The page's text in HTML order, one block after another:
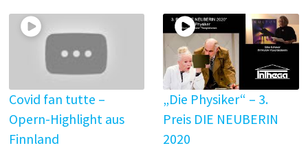
o
Covid fan tutte –
Opern-Highlight aus
Finnland
„Die Physiker“ – 3.
Preis DIE NEUBERIN
2020